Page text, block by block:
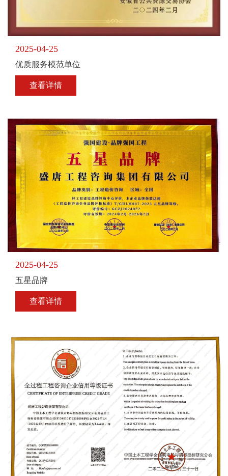
2025-04-25
优质服务模范单位
查看详情
2025-04-25
五星品牌
查看详情